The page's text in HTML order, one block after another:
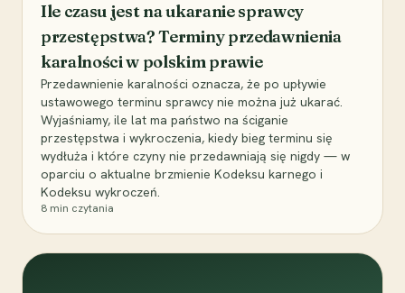
Ile czasu jest na ukaranie sprawcy
przestępstwa? Terminy przedawnienia
karalności w polskim prawie
Przedawnienie karalności oznacza, że po upływie
ustawowego terminu sprawcy nie można już ukarać.
Wyjaśniamy, ile lat ma państwo na ściganie
przestępstwa i wykroczenia, kiedy bieg terminu się
wydłuża i które czyny nie przedawniają się nigdy — w
oparciu o aktualne brzmienie Kodeksu karnego i
Kodeksu wykroczeń.
8 min czytania